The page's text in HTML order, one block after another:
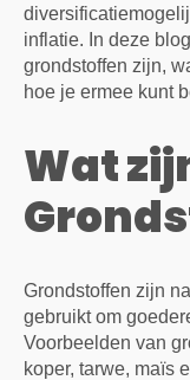
inflatie. In deze
grondstoffen zijn,
hoe je ermee kunt
Wat
Grondstoffen zijn
gebruikt om
Voorbeelden van
koper, tarwe, maïs